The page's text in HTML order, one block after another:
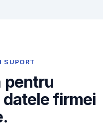
SUPORT
pentru
firmei